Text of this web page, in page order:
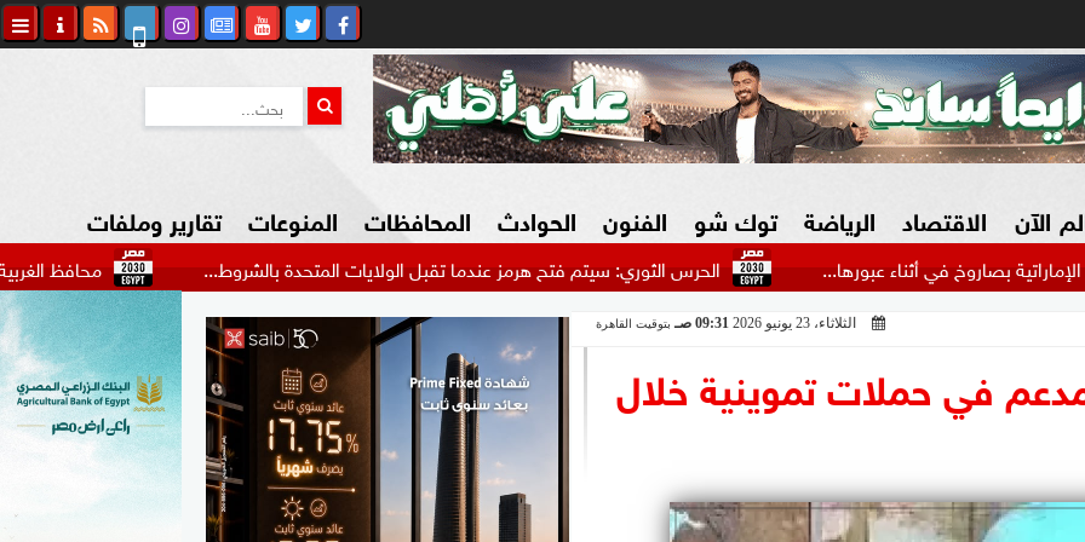
الآن الاقتصاد
الزراعة فى مصر
المسؤولية المجتمعية
الرياضة
بطولات عربية
بطولات عالمية
توك شو الفنون الحوادث
شكاوي المواطن
المحافظات المنوعات
السياحة في مصر
التكنولوجيا
المرأة والأسرة
السيارات
تقارير وملفات
محافظ الغربية يستقبل الحرس الثوري: سيتم فتح هرمز عندما تقبل الولايات المتحدة بالشروط... في أثناء عبورها...
الثلاثاء، 23 يونيو 2026 09:31 صـ بتوقيت القاهرة
مدعم في حملات تموينية خلال